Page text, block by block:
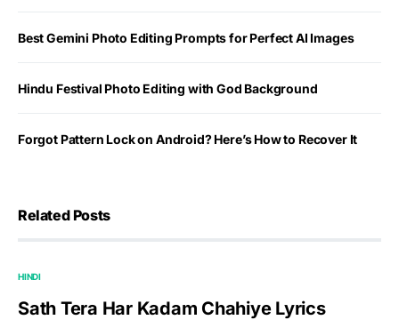
Best Gemini Photo Editing Prompts for Perfect AI Images
Hindu Festival Photo Editing with God Background
Forgot Pattern Lock on Android? Here’s How to Recover It
Related Posts
HINDI
Sath Tera Har Kadam Chahiye Lyrics